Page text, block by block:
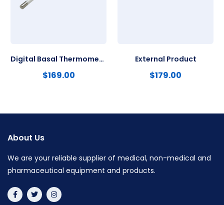
Digital Basal Thermometer
$169.00
External Product
$179.00
About Us
We are your reliable supplier of medical, non-medical and
pharmaceutical equipment and products.